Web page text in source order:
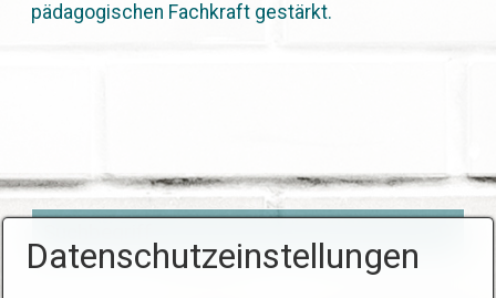
pädagogischen Fachkraft gestärkt.
Datenschutzeinstellungen